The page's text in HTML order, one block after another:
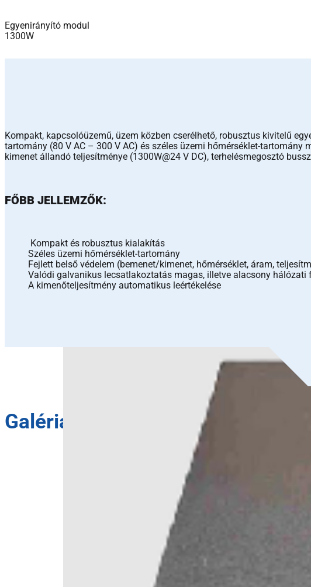
Egyenirányító modul
1300W
Kompakt, kapcsolóüzemű, üzem közben cserélhető, robusztus kivitelű
tartomány (80 V AC – 300 V AC) és széles üzemi hőmérséklet-
kimenet állandó teljesítménye (1300W@24 V DC), terhelésmegosztó
FŐBB JELLEMZŐK:
Kompakt és robusztus kialakítás
Széles üzemi hőmérséklet-tartomány
Fejlett belső védelem (bemenet/kimenet, hőmérséklet, áram,
Valódi galvanikus lecsatlakoztatás magas, illetve alacsony
A kimenőteljesítmény automatikus leértékelése
Galéria